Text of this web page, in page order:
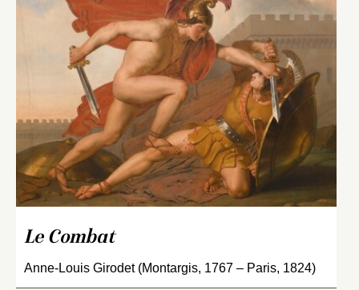
Le Combat
Anne-Louis Girodet (Montargis, 1767 – Paris, 1824)